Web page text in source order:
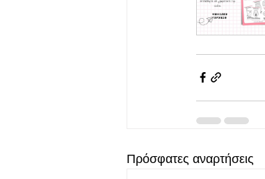
Πρόσφατες αναρτήσεις